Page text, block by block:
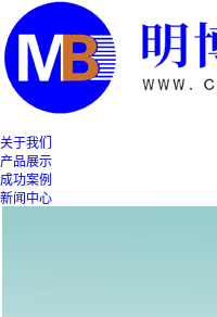
关于我们
产品展示
成功案例
新闻中心